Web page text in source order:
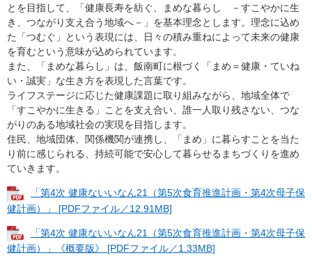
とを目指して、「健康長寿を紡ぐ、まめな暮らし －すこやかに生
き、つながり支え合う地域へ－」を基本理念とします。理念に込め
た「つむぐ」という表現には、日々の積み重ねによって未来の健康
を育むという意味が込められています。
また、「まめな暮らし」は、飯南町に根づく「まめ＝健康・ていね
い・誠実」な生き方を表現した言葉です。
ライフステージに応じた健康課題に取り組みながら、地域全体で
「すこやかに生きる」ことを支え合い、誰一人取り残さない、つな
がりのある地域社会の実現を目指します。
住民、地域団体、関係機関が連携し、「まめ」に暮らすことを当た
り前に感じられる、持続可能で安心して暮らせるまちづくりを進め
ていきます。
「第4次 健康ないいなん21（第5次食育推進計画・第4次母子保
健計画）」 [PDFファイル／12.91MB]
「第4次 健康ないいなん21（第5次食育推進計画・第4次母子保
健計画）」《概要版》 [PDFファイル／1.33MB]